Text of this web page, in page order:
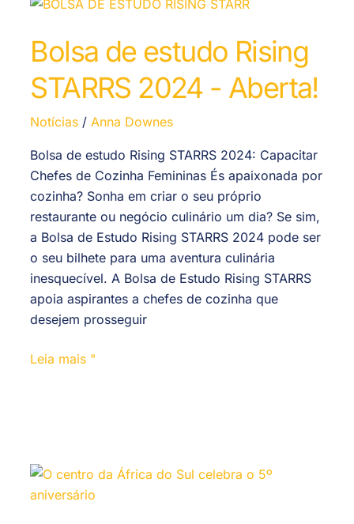
Bolsa de estudo Rising
STARRS 2024 - Aberta!
Notícias /Anna Downes
Bolsa de estudo Rising STARRS 2024: Capacitar
Chefes de Cozinha Femininas És apaixonada por
cozinha? Sonha em criar o seu próprio
restaurante ou negócio culinário um dia? Se sim,
a Bolsa de Estudo Rising STARRS 2024 pode ser
o seu bilhete para uma aventura culinária
inesquecível. A Bolsa de Estudo Rising STARRS
apoia aspirantes a chefes de cozinha que
desejem prosseguir
Leia mais "